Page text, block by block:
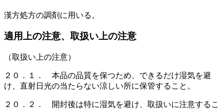
漢方処方の調剤に用いる。
適用上の注意、取扱い上の注意
（取扱い上の注意）
２０．１． 本品の品質を保つため、できるだけ湿気を避
け、直射日光の当たらない涼しい所に保管すること。
２０．２． 開封後は特に湿気を避け、取扱いに注意するこ